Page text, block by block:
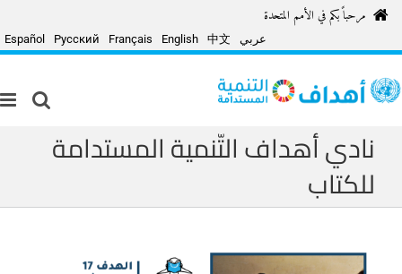
Skip
content
مرحباً بكم في الأمم المتحدة
عربي 中文
English
Français
Русский
Español
نادي أهداف التّنمية المستدامة
للكتاب